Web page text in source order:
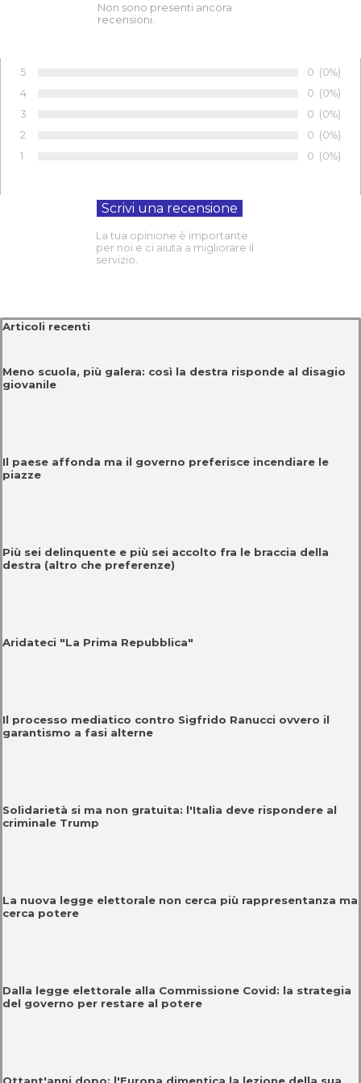
Non sono presenti ancora
recensioni.
5 Numero
0 (0%)
4 Numero
0 (0%)
3 Numero
0 (0%)
2 Numero
0 (0%)
1 Numero
0 (0%)
La tua opinione è importante
per noi e ci aiuta a migliorare il
servizio.
Salta blocco Articoli recenti
Articoli recenti
Meno scuola, più galera: così la destra risponde al disagio
giovanile
Il paese affonda ma il governo preferisce incendiare le
piazze
Più sei delinquente e più sei accolto fra le braccia della
destra (altro che preferenze)
Aridateci "La Prima Repubblica"
Il processo mediatico contro Sigfrido Ranucci ovvero il
garantismo a fasi alterne
Solidarietà si ma non gratuita: l'Italia deve rispondere al
criminale Trump
La nuova legge elettorale non cerca più rappresentanza ma
cerca potere
Dalla legge elettorale alla Commissione Covid: la strategia
del governo per restare al potere